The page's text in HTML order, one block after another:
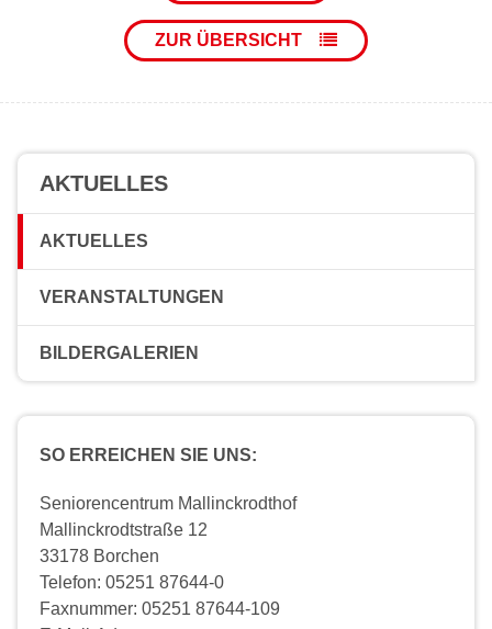
ZUR ÜBERSICHT
AKTUELLES
AKTUELLES
VERANSTALTUNGEN
BILDERGALERIEN
SO ERREICHEN SIE UNS:
Seniorencentrum Mallinckrodthof
Mallinckrodtstraße 12
33178 Borchen
Telefon: 05251 87644-0
Faxnummer: 05251 87644-109